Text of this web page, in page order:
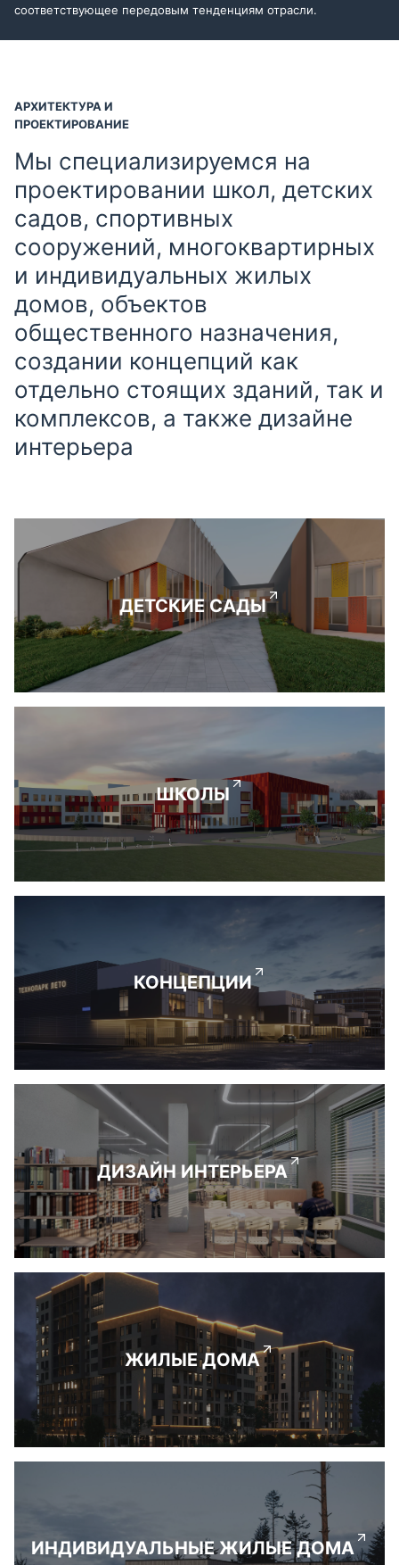
соответствующее передовым тенденциям отрасли.
АРХИТЕКТУРА И
ПРОЕКТИРОВАНИЕ
Мы специализируемся на
проектировании школ, детских
садов, спортивных
сооружений, многоквартирных
и индивидуальных жилых
домов, объектов
общественного назначения,
создании концепций как
отдельно стоящих зданий, так и
комплексов, а также дизайне
интерьера
ДЕТСКИЕ САДЫ
ШКОЛЫ
КОНЦЕПЦИИ
ДИЗАЙН ИНТЕРЬЕРА
ЖИЛЫЕ ДОМА
ИНДИВИДУАЛЬНЫЕ ЖИЛЫЕ ДОМА